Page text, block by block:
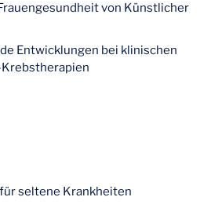
von Künstlicher
Entwicklungen bei klinischen
seltene Krankheiten